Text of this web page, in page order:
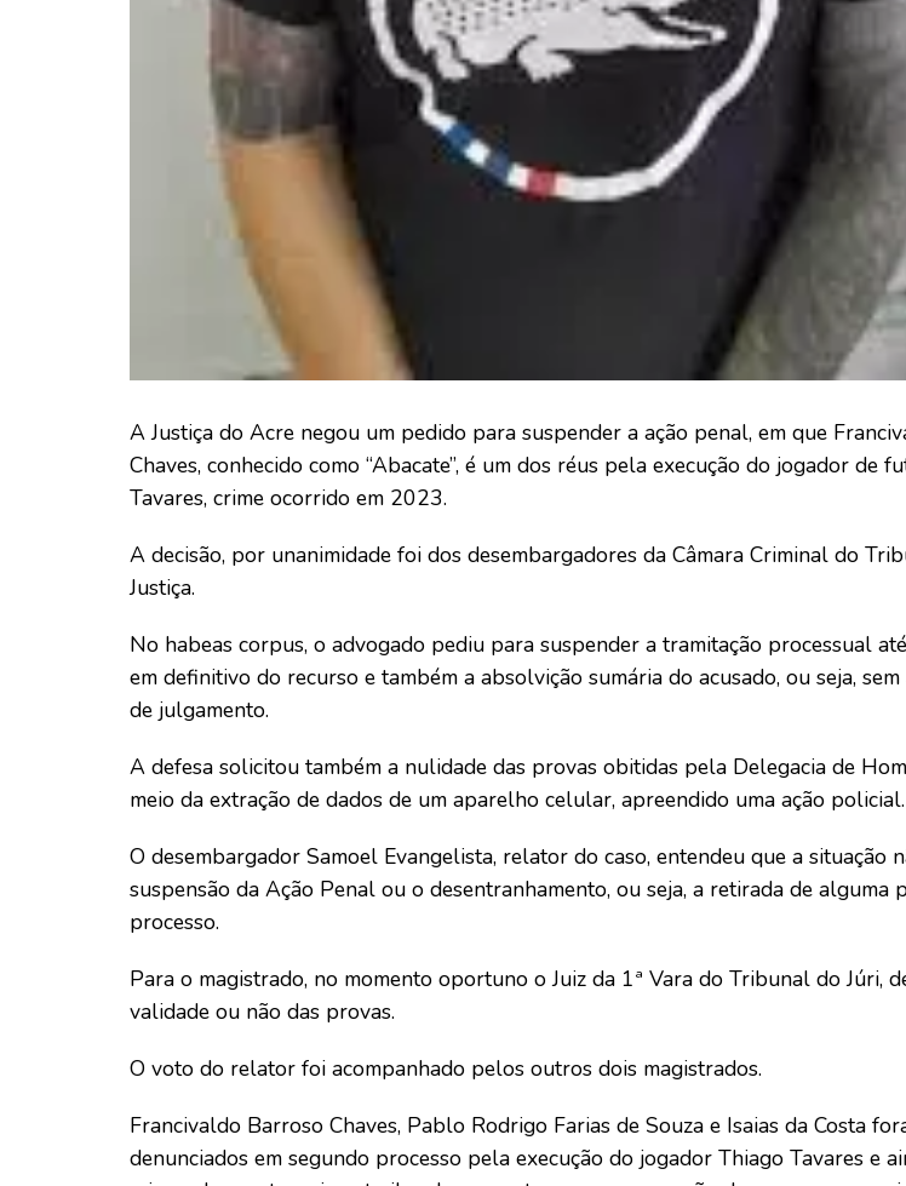
A Justiça do Acre negou um pedido para suspender a ação penal, em que
Chaves, conhecido como “Abacate”, é um dos réus pela execução do jogador de
Tavares, crime ocorrido em 2023.
A decisão, por unanimidade foi dos desembargadores da Câmara Criminal do
Justiça.
No habeas corpus, o advogado pediu para suspender a tramitação processual
em definitivo do recurso e também a absolvição sumária do acusado, ou seja, sem
de julgamento.
A defesa solicitou também a nulidade das provas obitidas pela Delegacia de
meio da extração de dados de um aparelho celular, apreendido uma ação policial.
O desembargador Samoel Evangelista, relator do caso, entendeu que a situação
suspensão da Ação Penal ou o desentranhamento, ou seja, a retirada de alguma
processo.
Para o magistrado, no momento oportuno o Juiz da 1ª Vara do Tribunal do Júri,
validade ou não das provas.
O voto do relator foi acompanhado pelos outros dois magistrados.
Francivaldo Barroso Chaves, Pablo Rodrigo Farias de Souza e Isaias da Costa
denunciados em segundo processo pela execução do jogador Thiago Tavares e